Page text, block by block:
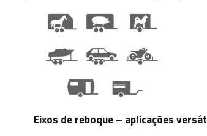
Eixos de reboque – aplicações